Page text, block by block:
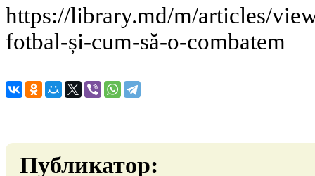
https://library.md/m/articles/
fotbal-și-cum-să-o-combatem
Публикатор: